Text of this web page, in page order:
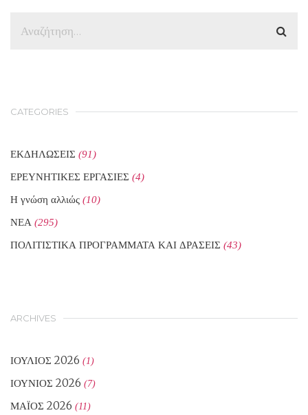
CATEGORIES
ΕΚΔΗΛΩΣΕΙΣ (91)
ΕΡΕΥΝΗΤΙΚΕΣ ΕΡΓΑΣΙΕΣ (4)
Η γνώση αλλιώς (10)
ΝΕΑ (295)
ΠΟΛΙΤΙΣΤΙΚΑ ΠΡΟΓΡΑΜΜΑΤΑ ΚΑΙ ΔΡΑΣΕΙΣ (43)
ARCHIVES
ΙΟΎΛΙΟΣ 2026 (1)
ΙΟΎΝΙΟΣ 2026 (7)
ΜΆΙΟΣ 2026 (11)